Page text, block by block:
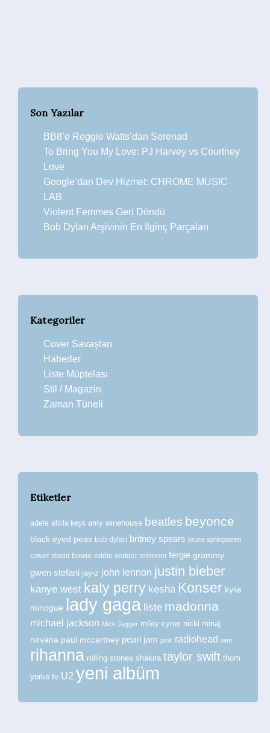
Son Yazılar
BB8’e Reggie Watts’dan Serenad
To Bring You My Love: PJ Harvey vs Courtney
Love
Google’dan Dev Hizmet: CHROME MUSIC
LAB
Violent Femmes Geri Döndü
Bob Dylan Arşivinin En İlginç Parçaları
Kategoriler
Cover Savaşları
Haberler
Liste Müptelası
Stil / Magazin
Zaman Tüneli
Etiketler
adele alicia keys amy winehouse beatles beyonce
black eyed peas bob dylan britney spears bruce springsteen
cover david bowie eddie vedder eminem fergie grammy
gwen stefani jay-z john lennon justin bieber
kanye west katy perry kesha Konser kylie
minogue lady gaga liste madonna
michael jackson Mick Jagger miley cyrus nicki minaj
nirvana paul mccartney pearl jam pink radiohead rem
rihanna rolling stones shakira taylor swift thom
yorke tv U2 yeni albüm